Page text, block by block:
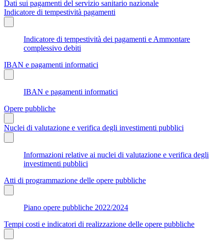
Dati sui pagamenti del servizio sanitario nazionale
Indicatore di tempestività pagamenti
Indicatore di tempestività dei pagamenti e Ammontare
complessivo debiti
IBAN e pagamenti informatici
IBAN e pagamenti informatici
Opere pubbliche
Nuclei di valutazione e verifica degli investimenti pubblici
Informazioni relative ai nuclei di valutazione e verifica degli
investimenti pubblici
Atti di programmazione delle opere pubbliche
Piano opere pubbliche 2022/2024
Tempi costi e indicatori di realizzazione delle opere pubbliche